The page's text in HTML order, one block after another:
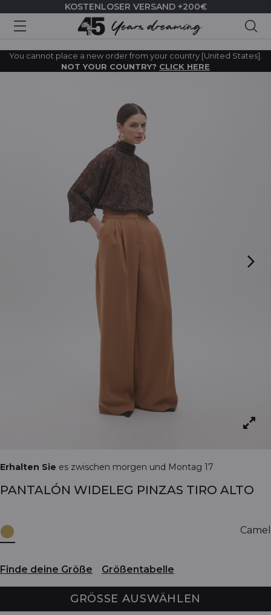
KOSTENLOSER VERSAND +200€
You cannot place a new order from your country [United States].
NOT YOUR COUNTRY? CLICK HERE
Erhalten Sie es zwischen morgen und Montag 17
PANTALÓN WIDELEG PINZAS TIRO ALTO
Camel
Finde deine Größe Größentabelle
GRÖSSE AUSWÄHLEN